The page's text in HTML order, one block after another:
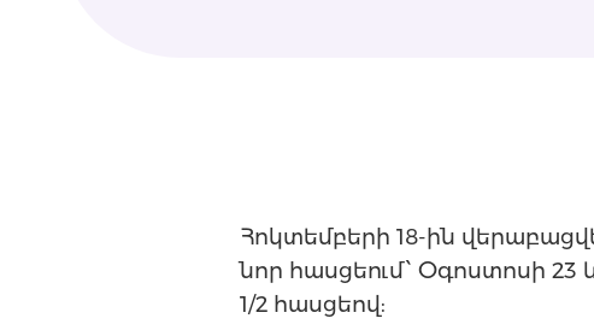
Հոկտեմբերի 18-ին
նոր հասցեում՝ Օգոստոսի
1/2 հասցեով: